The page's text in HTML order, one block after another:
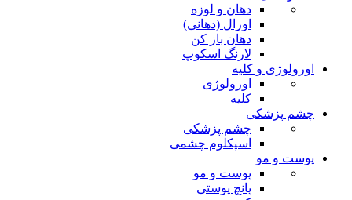
دهان و لوزه
اورال (دهانی)
دهان باز کن
لارنگ اسکوپ
اورولوژی و کلیه
اورولوژی
کلیه
چشم پزشکی
چشم پزشکی
اسپکلوم چشمی
پوست و مو
پوست و مو
پانچ پوستی